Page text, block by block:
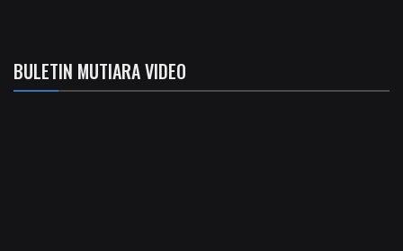
BULETIN MUTIARA VIDEO